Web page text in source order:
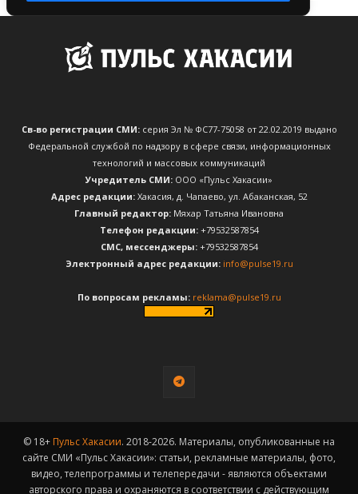
Св-во регистрации СМИ:серия Эл № ФС77-75058 от 22.02.2019 выдано
Федеральной службой по надзору в сфере связи, информационных
технологий и массовых коммуникаций
Учредитель СМИ: ООО «Пульс Хакасии»
Адрес редакции:Хакасия, д. Чапаево, ул. Абаканская, 52
Главный редактор: Мяхар Татьяна Ивановна
Телефон редакции:+79532587854
CМС, мессенджеры:+79532587854
Электронный адрес редакции: info@pulse19.ru
По вопросам рекламы: reklama@pulse19.ru
© 18+ Пульс Хакасии. 2018-2026. Материалы, опубликованные на
сайте СМИ «Пульс Хакасии»: статьи, рекламные материалы, фото,
видео, телепрограммы и телепередачи - являются объектами
авторского права и охраняются в соответствии с действующим